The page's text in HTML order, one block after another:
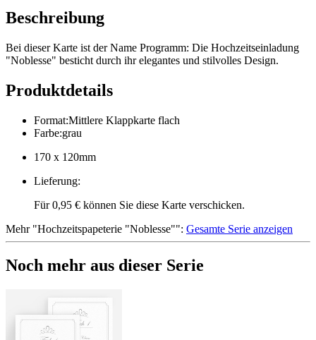
Beschreibung
Bei dieser Karte ist der Name Programm: Die Hochzeitseinladung
"Noblesse" besticht durch ihr elegantes und stilvolles Design.
Produktdetails
Format:Mittlere Klappkarte flach
Farbe:grau
170 x 120mm
Lieferung:
Für 0,95 € können Sie diese Karte verschicken.
Mehr"Hochzeitspapeterie "Noblesse"": Gesamte Serie anzeigen
Noch mehr aus dieser Serie